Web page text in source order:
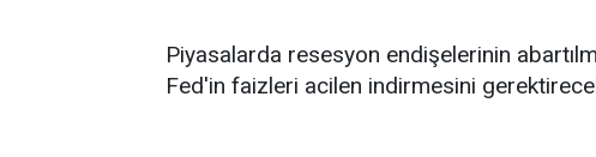
Piyasalarda resesyon endişelerinin
Fed'in faizleri acilen indirmesini